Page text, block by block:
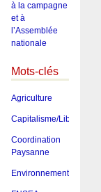
à la campagne
et à
l’Assemblée
nationale
Mots-clés
Agriculture
Capitalisme/
Coordination
Paysanne
Environnement